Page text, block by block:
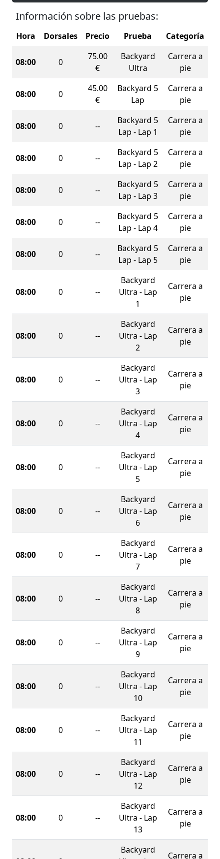
Información sobre las pruebas:
Hora Dorsales Precio Prueba Categoría
08:00 0
75.00
€
Backyard
Ultra
Carrera a
pie
08:00 0
45.00
€
Backyard 5
Lap
Carrera a
pie
08:00 0 --
Backyard 5
Lap - Lap 1
Carrera a
pie
08:00 0 --
Backyard 5
Lap - Lap 2
Carrera a
pie
08:00 0 --
Backyard 5
Lap - Lap 3
Carrera a
pie
08:00 0 --
Backyard 5
Lap - Lap 4
Carrera a
pie
08:00 0 --
Backyard 5
Lap - Lap 5
Carrera a
pie
08:00 0 --
Backyard
Ultra - Lap
1
Carrera a
pie
08:00 0 --
Backyard
Ultra - Lap
2
Carrera a
pie
08:00 0 --
Backyard
Ultra - Lap
3
Carrera a
pie
08:00 0 --
Backyard
Ultra - Lap
4
Carrera a
pie
08:00 0 --
Backyard
Ultra - Lap
5
Carrera a
pie
08:00 0 --
Backyard
Ultra - Lap
6
Carrera a
pie
08:00 0 --
Backyard
Ultra - Lap
7
Carrera a
pie
08:00 0 --
Backyard
Ultra - Lap
8
Carrera a
pie
08:00 0 --
Backyard
Ultra - Lap
9
Carrera a
pie
08:00 0 --
Backyard
Ultra - Lap
10
Carrera a
pie
08:00 0 --
Backyard
Ultra - Lap
11
Carrera a
pie
08:00 0 --
Backyard
Ultra - Lap
12
Carrera a
pie
08:00 0 --
Backyard
Ultra - Lap
13
Carrera a
pie
Backyard
Carrera a